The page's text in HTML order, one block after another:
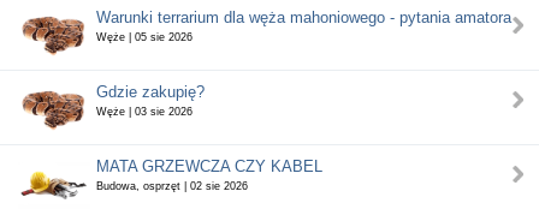
Warunki terrarium dla węża mahoniowego - pytania amatora
Węże | 05 sie 2026
Gdzie zakupię?
Węże | 03 sie 2026
MATA GRZEWCZA CZY KABEL
Budowa, osprzęt | 02 sie 2026